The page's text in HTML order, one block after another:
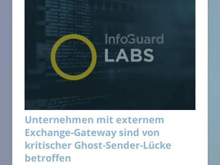
Unternehmen mit externem
Exchange-Gateway sind von
kritischer Ghost-Sender-Lücke
betroffen